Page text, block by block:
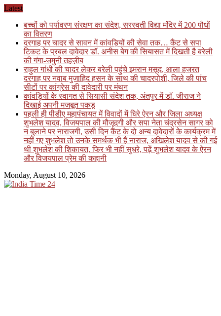
Skip
content
Latest
बच्चों को पर्यावरण संरक्षण का संदेश, सरस्वती विद्या मंदिर में 200 पौधों
का वितरण
दरगाह पर चादर से सावन में कांवड़ियों की सेवा तक… कैंट से सपा
टिकट के प्रबल दावेदार डॉ. अनीस बेग की सियासत में दिखती है बरेली
की गंगा-जमुनी तहज़ीब
राहुल गांधी की चादर लेकर बरेली पहुंचे इमरान मसूद, आला हजरत
दरगाह पर नवाब मुजाहिद हसन के साथ की चादरपोशी, जिले की पांच
सीटों पर कांग्रेस की दावेदारी पर मंथन
कांवड़ियों के स्वागत से सियासी संदेश तक, अंतपुर में डॉ. जीराज ने
दिखाई अपनी मजबूत पकड़
पहली ही पीडीए महापंचायत में विवादों में घिरे ऐरन और जिला अध्यक्ष
शुभलेश यादव, विजयपाल की मौजूदगी और सपा नेता चंद्रसेन सागर को
न बुलाने पर नाराजगी, उसी दिन कैंट के दो अन्य दावेदारों के कार्यक्रम में
नहीं गए शुभलेश तो उनके समर्थक भी हैं नाराज, अखिलेश यादव से की गई
थी शुभलेश की शिकायत, फिर भी नहीं सुधरे, पढ़ें शुभलेश यादव के ऐरन
और विजयपाल प्रेम की कहानी
Monday, August 10, 2026